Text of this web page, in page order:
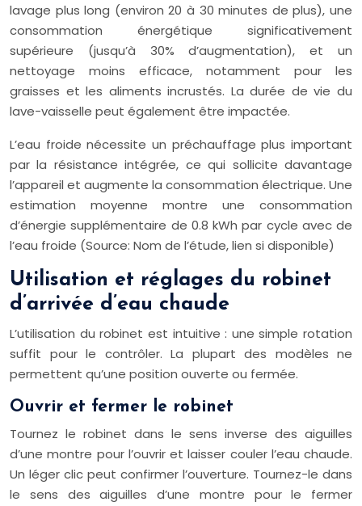
lavage plus long (environ 20 à 30 minutes de plus), une
consommation énergétique significativement
supérieure (jusqu’à 30% d’augmentation), et un
nettoyage moins efficace, notamment pour les
graisses et les aliments incrustés. La durée de vie du
lave-vaisselle peut également être impactée.
L’eau froide nécessite un préchauffage plus important
par la résistance intégrée, ce qui sollicite davantage
l’appareil et augmente la consommation électrique. Une
estimation moyenne montre une consommation
d’énergie supplémentaire de 0.8 kWh par cycle avec de
l’eau froide (Source: Nom de l’étude, lien si disponible)
Utilisation et réglages du robinet
d’arrivée d’eau chaude
L’utilisation du robinet est intuitive : une simple rotation
suffit pour le contrôler. La plupart des modèles ne
permettent qu’une position ouverte ou fermée.
Ouvrir et fermer le robinet
Tournez le robinet dans le sens inverse des aiguilles
d’une montre pour l’ouvrir et laisser couler l’eau chaude.
Un léger clic peut confirmer l’ouverture. Tournez-le dans
le sens des aiguilles d’une montre pour le fermer